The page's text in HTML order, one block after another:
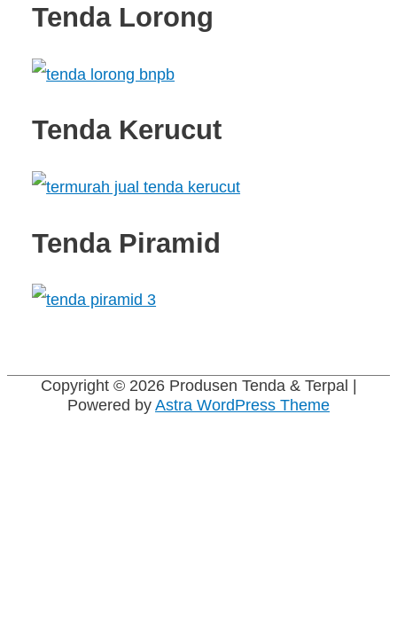
Tenda Lorong
Tenda Kerucut
Tenda Piramid
Copyright © 2026 Produsen Tenda & Terpal |
Powered byAstra WordPress Theme